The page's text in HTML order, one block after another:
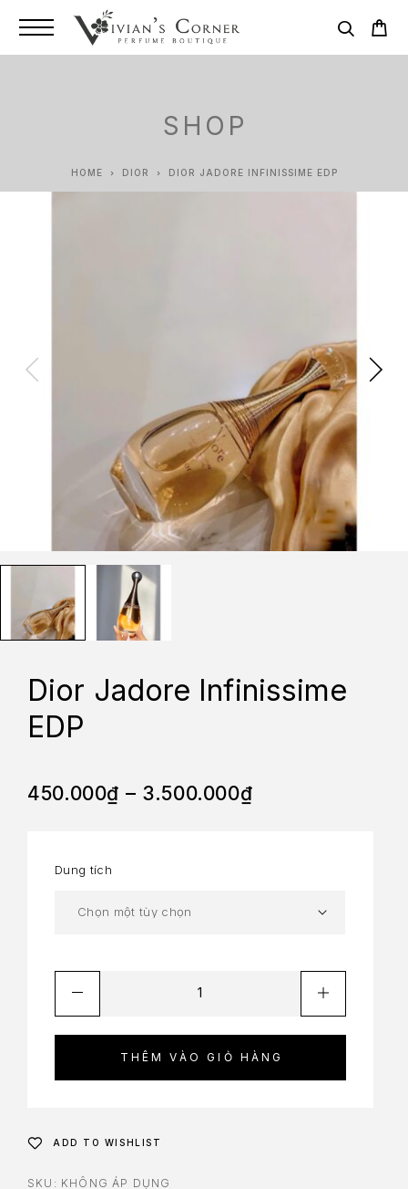
SHOP
HOME DIOR DIOR JADORE INFINISSIME EDP
Dior Jadore Infinissime
EDP
450.000₫ – 3.500.000₫
Dung tích
THÊM VÀO GIỎ HÀNG
ADD TO WISHLIST
SKU: KHÔNG ÁP DỤNG